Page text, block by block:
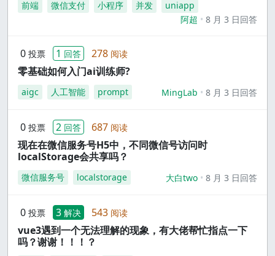
前端 微信支付 小程序 并发
uniapp
阿超
8 月 3 日回答
0 投票 1 回答 278 阅读
零基础如何入门ai训练师?
aigc 人工智能 prompt MingLab 8 月 3 日回答
0 投票 2 回答 687 阅读
现在在微信服务号H5中，不同微信号访问时
localStorage会共享吗？
微信服务号 localstorage 大白two 8 月 3 日回答
0 投票 3 解决 543 阅读
vue3遇到一个无法理解的现象，有大佬帮忙指点一下
吗？谢谢！！！？